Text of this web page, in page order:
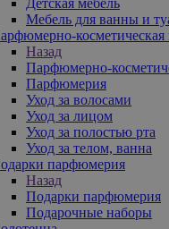
Мебель для ванны и
косметическая
Назад
Парфюмерно-
Парфюмерия
Уход за волосами
Уход за лицом
Уход за полостью рта
Уход за телом, ванна
парфюмерия
Назад
Подарки парфюмерия
Подарочные наборы